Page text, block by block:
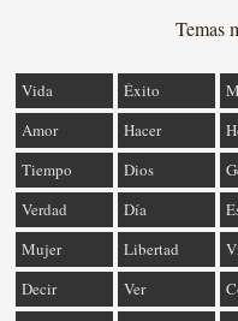
Temas
Vida Éxito
Amor
Hacer
Tiempo
Dios
Verdad
Día
Mujer
Libertad
Decir
Ver